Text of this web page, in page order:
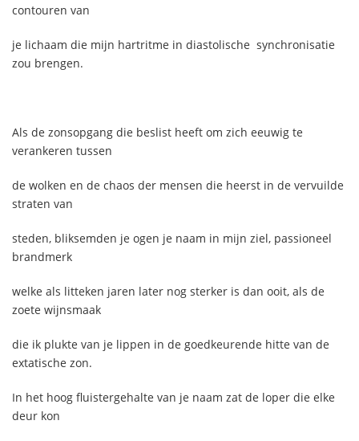
contouren van
je lichaam die mijn hartritme in diastolische synchronisatie
zou brengen.
Als de zonsopgang die beslist heeft om zich eeuwig te
verankeren tussen
de wolken en de chaos der mensen die heerst in de vervuilde
straten van
steden, bliksemden je ogen je naam in mijn ziel, passioneel
brandmerk
welke als litteken jaren later nog sterker is dan ooit, als de
zoete wijnsmaak
die ik plukte van je lippen in de goedkeurende hitte van de
extatische zon.
In het hoog fluistergehalte van je naam zat de loper die elke
deur kon